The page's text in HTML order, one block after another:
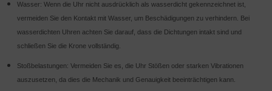
Wasser: Wenn die Uhr nicht ausdrücklich als wasserdicht gekennzeichnet ist,
vermeiden Sie den Kontakt mit Wasser, um Beschädigungen zu verhindern. Bei
wasserdichten Uhren achten Sie darauf, dass die Dichtungen intakt sind und
schließen Sie die Krone vollständig.
Stoßbelastungen: Vermeiden Sie es, die Uhr Stößen oder starken Vibrationen
auszusetzen, da dies die Mechanik und Genauigkeit beeinträchtigen kann.